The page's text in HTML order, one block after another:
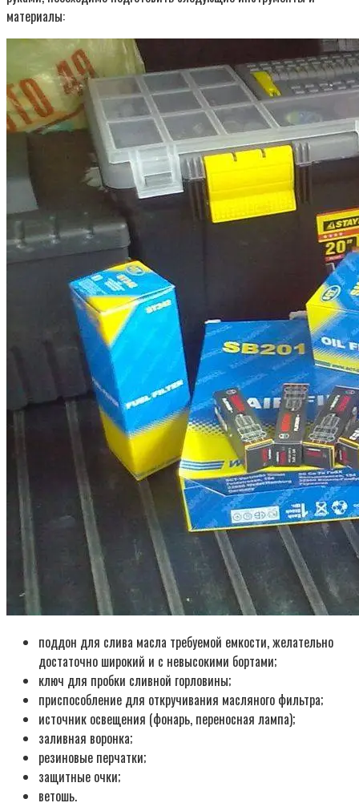
материалы:
поддон для слива масла требуемой емкости, желательно
достаточно широкий и с невысокими бортами;
ключ для пробки сливной горловины;
приспособление для откручивания масляного фильтра;
источник освещения (фонарь, переносная лампа);
заливная воронка;
резиновые перчатки;
защитные очки;
ветошь.